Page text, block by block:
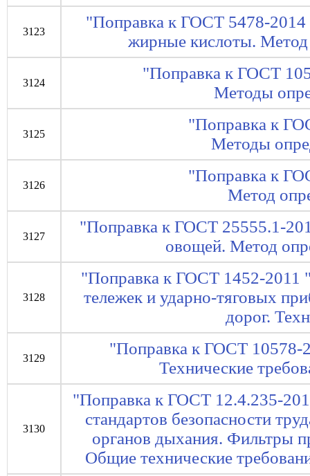
3123
"Поправка к ГОСТ 5478-2014
жирные кислоты. Метод
3124
"Поправка к ГОСТ
Методы
3125
"Поправка к
Методы
3126
"Поправка к
Метод
3127
"Поправка к ГОСТ 25555.1-
овощей. Метод
3128
"Поправка к ГОСТ 1452-2011
тележек и ударно-тяговых
дорог.
3129
"Поправка к ГОСТ 10578-
Технические
3130
"Поправка к ГОСТ 12.4.235-
стандартов безопасности
органов дыхания. Фильтры
Общие технические